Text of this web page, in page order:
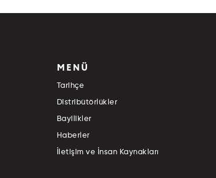
MENÜ
Tarihçe
Distribütörlükler
Bayilikler
Haberler
İletişim ve İnsan Kaynakları